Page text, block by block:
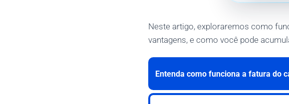
Neste artigo, exploraremos como
vantagens, e como você pode
Entenda como funciona a fatura do